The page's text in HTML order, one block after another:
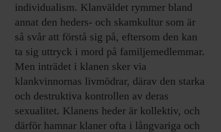
individualism. Klanväldet rymmer bland
annat den heders- och skamkultur som är
så svår att förstå sig på, eftersom den kan
ta sig uttryck i mord på familjemedlemmar.
Men inträdet i klanen sker via
klankvinnornas livmödrar, därav den starka
och destruktiva kontrollen av deras
sexualitet. Klanens heder är kollektiv, och
därför hamnar klaner ofta i långvariga och